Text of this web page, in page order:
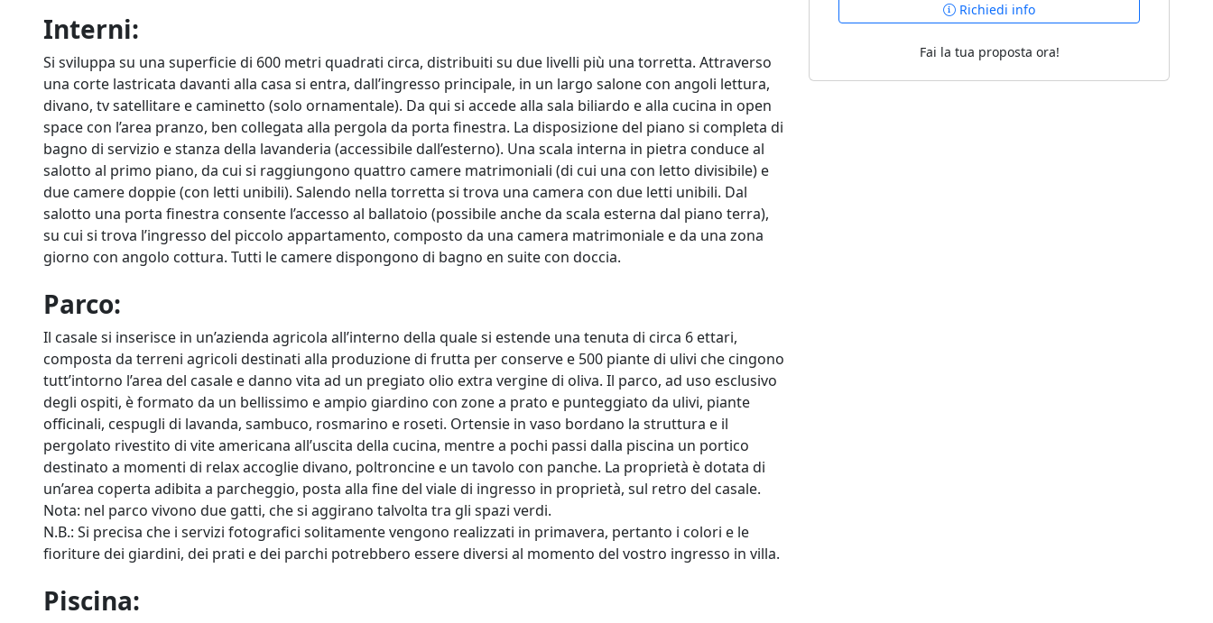
Interni:
Si sviluppa su una superficie di 600 metri quadrati circa, distribuiti su due livelli più una torretta. Attraverso
una corte lastricata davanti alla casa si entra, dall’ingresso principale, in un largo salone con angoli lettura,
divano, tv satellitare e caminetto (solo ornamentale). Da qui si accede alla sala biliardo e alla cucina in open
space con l’area pranzo, ben collegata alla pergola da porta finestra. La disposizione del piano si completa di
bagno di servizio e stanza della lavanderia (accessibile dall’esterno). Una scala interna in pietra conduce al
salotto al primo piano, da cui si raggiungono quattro camere matrimoniali (di cui una con letto divisibile) e
due camere doppie (con letti unibili). Salendo nella torretta si trova una camera con due letti unibili. Dal
salotto una porta finestra consente l’accesso al ballatoio (possibile anche da scala esterna dal piano terra),
su cui si trova l’ingresso del piccolo appartamento, composto da una camera matrimoniale e da una zona
giorno con angolo cottura. Tutti le camere dispongono di bagno en suite con doccia.
Parco:
Il casale si inserisce in un’azienda agricola all’interno della quale si estende una tenuta di circa 6 ettari,
composta da terreni agricoli destinati alla produzione di frutta per conserve e 500 piante di ulivi che cingono
tutt’intorno l’area del casale e danno vita ad un pregiato olio extra vergine di oliva. Il parco, ad uso esclusivo
degli ospiti, è formato da un bellissimo e ampio giardino con zone a prato e punteggiato da ulivi, piante
officinali, cespugli di lavanda, sambuco, rosmarino e roseti. Ortensie in vaso bordano la struttura e il
pergolato rivestito di vite americana all’uscita della cucina, mentre a pochi passi dalla piscina un portico
destinato a momenti di relax accoglie divano, poltroncine e un tavolo con panche. La proprietà è dotata di
un’area coperta adibita a parcheggio, posta alla fine del viale di ingresso in proprietà, sul retro del casale.
Nota: nel parco vivono due gatti, che si aggirano talvolta tra gli spazi verdi.
N.B.: Si precisa che i servizi fotografici solitamente vengono realizzati in primavera, pertanto i colori e le
fioriture dei giardini, dei prati e dei parchi potrebbero essere diversi al momento del vostro ingresso in villa.
Piscina:
Richiedi info
Fai la tua proposta ora!